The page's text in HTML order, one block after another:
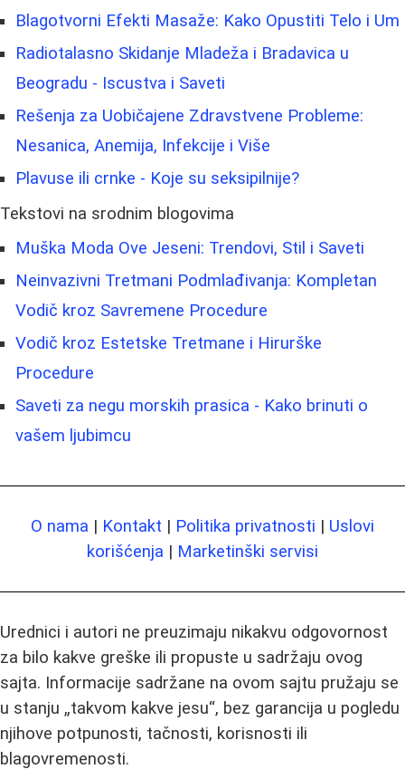
Blagotvorni Efekti Masaže: Kako Opustiti Telo i Um
Radiotalasno Skidanje Mladeža i Bradavica u
Beogradu - Iscustva i Saveti
Rešenja za Uobičajene Zdravstvene Probleme:
Nesanica, Anemija, Infekcije i Više
Plavuse ili crnke - Koje su seksipilnije?
Tekstovi na srodnim blogovima
Muška Moda Ove Jeseni: Trendovi, Stil i Saveti
Neinvazivni Tretmani Podmlađivanja: Kompletan
Vodič kroz Savremene Procedure
Vodič kroz Estetske Tretmane i Hirurške
Procedure
Saveti za negu morskih prasica - Kako brinuti o
vašem ljubimcu
O nama | Kontakt | Politika privatnosti | Uslovi
korišćenja | Marketinški servisi
Urednici i autori ne preuzimaju nikakvu odgovornost
za bilo kakve greške ili propuste u sadržaju ovog
sajta. Informacije sadržane na ovom sajtu pružaju se
u stanju „takvom kakve jesu“, bez garancija u pogledu
njihove potpunosti, tačnosti, korisnosti ili
blagovremenosti.